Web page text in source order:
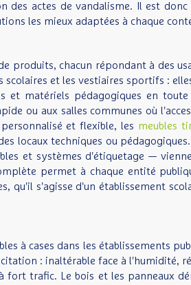
actes de vandalisme. Il est
les mieux adaptées à chaque
produits, chacun répondant à des
et les vestiaires sportifs :
et matériels pédagogiques en toute
ou aux salles communes où
et flexible, les meubles
locaux techniques ou
et systèmes d'étiquetage —
permet à chaque entité
qu'il s'agisse d'un établissement
à cases dans les établissements
: inaltérable face à l'humidité,
trafic. Le bois et les panneaux